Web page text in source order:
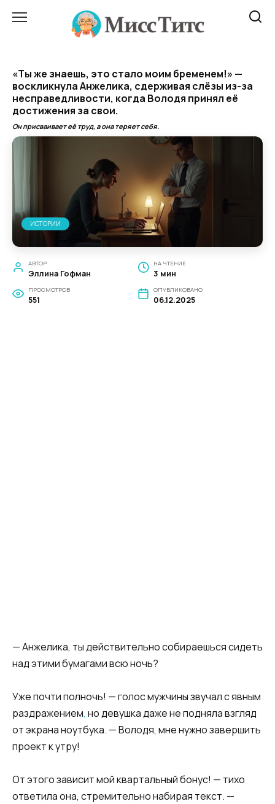
«Ты же знаешь, это стало моим бременем!» —
воскликнула Анжелика, сдерживая слёзы из-за
несправедливости, когда Володя принял её
достижения за свои.
Он присваивает её труд, а она теряет себя.
ИСТОРИИ
АВТОР
Эллина Гофман
НА ЧТЕНИЕ
3 мин
ПРОСМОТРОВ
551
ОПУБЛИКОВАНО
06.12.2025
— Анжелика, ты действительно собираешься сидеть
над этими бумагами всю ночь?
Уже почти полночь! — голос мужчины звучал с явным
раздражением, но девушка даже не подняла взгляд
от экрана ноутбука. — Володя, мне нужно завершить
проект к утру!
От этого зависит мой квартальный бонус! — тихо
ответила она, стремительно набирая текст. —